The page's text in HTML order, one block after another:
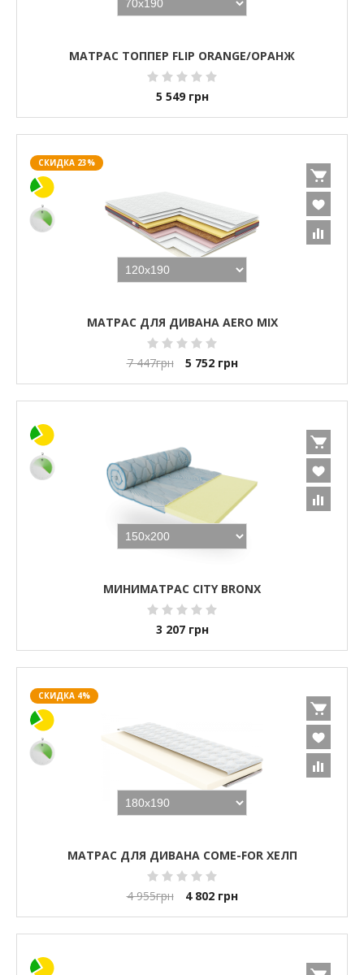
МАТРАС ТОППЕР FLIP ORANGE/ОРАНЖ
5 549 грн
СКИДКА 23%
МАТРАС ДЛЯ ДИВАНА AERO MIX
7 447грн 5 752 грн
МИНИМАТРАС CITY BRONX
3 207 грн
СКИДКА 4%
МАТРАС ДЛЯ ДИВАНА COME-FOR ХЕЛП
4 955грн 4 802 грн